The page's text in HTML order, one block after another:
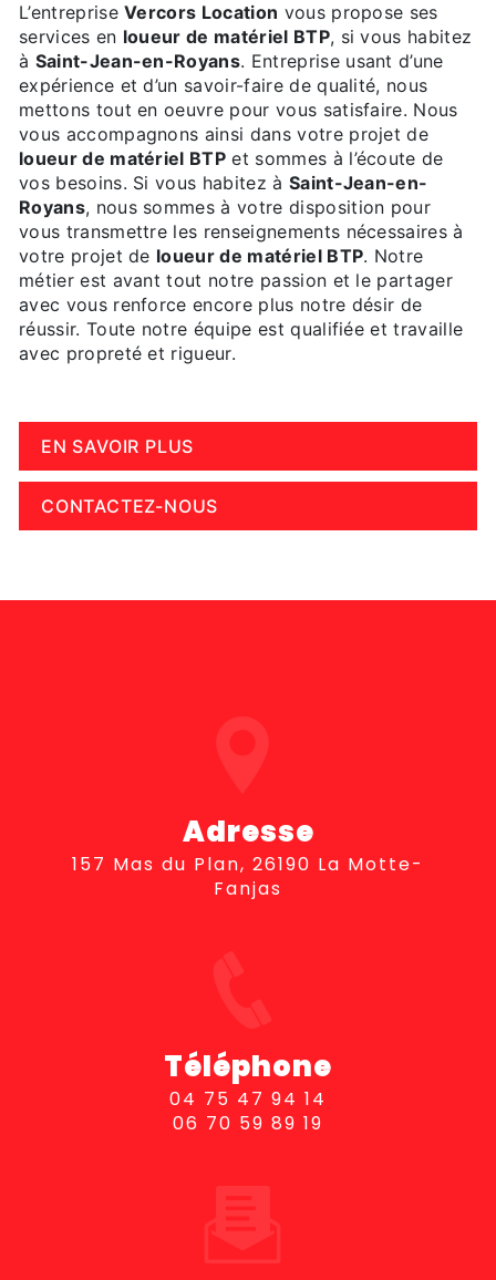
L’entrepriseVercors Location vous propose ses
services en loueur de matériel BTP, si vous habitez
à Saint-Jean-en-Royans. Entreprise usant d’une
expérience et d’un savoir-faire de qualité, nous
mettons tout en oeuvre pour vous satisfaire. Nous
vous accompagnons ainsi dans votre projet de
loueur de matériel BTP et sommes à l’écoute de
vos besoins. Si vous habitez à Saint-Jean-en-
Royans, nous sommes à votre disposition pour
vous transmettre les renseignements nécessaires à
votre projet de loueur de matériel BTP. Notre
métier est avant tout notre passion et le partager
avec vous renforce encore plus notre désir de
réussir. Toute notre équipe est qualifiée et travaille
avec propreté et rigueur.
EN SAVOIR PLUS
CONTACTEZ-NOUS
Adresse
157 Mas du Plan, 26190 La Motte-
Fanjas
Téléphone
04 75 47 94 14
06 70 59 89 19